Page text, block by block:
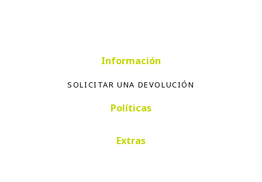
Información
SOLICITAR UNA DEVOLUCIÓN
Políticas
Extras